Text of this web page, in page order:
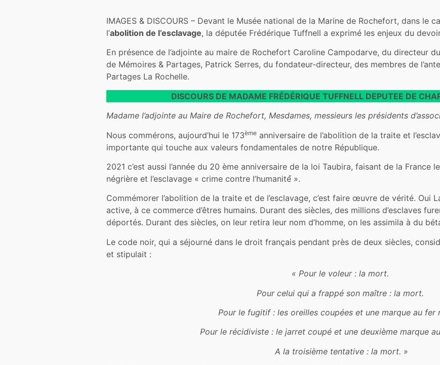
IMAGES & DISCOURS – Devant le Musée national de la Marine de Rochefort, dans le
l’abolition de l’esclavage, la députée Frédérique Tuffnell a exprimé les enjeux du
En présence de l’adjointe au maire de Rochefort Caroline Campodarve, du directeur
de Mémoires & Partages, Patrick Serres, du fondateur-directeur, des membres de
Partages La Rochelle.
DISCOURS DE MADAME FRÉDÉRIQUE TUFFNELL DEPUTEE DE
Madame l’adjointe au Maire de Rochefort, Mesdames, messieurs les présidents
Nous commérons, aujourd’hui le 173ème anniversaire de l’abolition de la traite et
importante qui touche aux valeurs fondamentales de notre République.
2021 c’est aussi l’année du 20 ème anniversaire de la loi Taubira, faisant de la
négrière et l’esclavage « crime contre l’humanité́ ».
Commémorer l’abolition de la traite et de l’esclavage, c’est faire œuvre de vérité. Oui
active, à ce commerce d’êtres humains. Durant des siècles, des millions d’esclaves
déportés. Durant des siècles, on leur retira leur nom d’homme, on les assimila à du
Le code noir, qui a séjourné dans le droit français pendant près de deux siècles,
et stipulait :
« Pour le voleur : la mort.
Pour celui qui a frappé son maître : la mort.
Pour le fugitif : les oreilles coupées et une marque au fer
Pour le récidiviste : le jarret coupé et une deuxième marque
A la troisième tentative : la mort. »